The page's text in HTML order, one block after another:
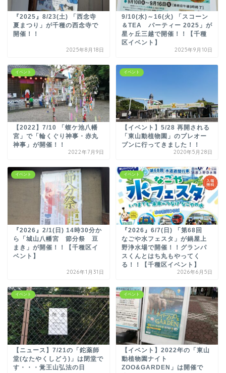
『2025』8/23(土) 「西念寺
夏まつり」が千種の西念寺で
開催！！
2025年8月18日
9/10(水)～16(火) 「スコーン
＆TEA パーティー 2025」が
星ヶ丘三越で開催！！【千種
区イベント】
2025年9月10日
イベント
【2022】7/10 「蝮ケ池八幡
宮」で「輪くぐり神事・赤丸
神事」が開催！！
2022年7月9日
イベント
【イベント】5/28 再開される
「東山動植物園」のプレオー
プンに行ってきました！！
2020年5月28日
イベント
『2026』2/1(日) 14時30分か
ら「城山八幡宮 節分祭 豆
まき」が開催！！【千種区イ
ベント】
2026年1月31日
イベント
『2026』6/7(日) 「第68回
なごや水フェスタ」が鍋屋上
野浄水場で開催！！グランパ
スくんとはち丸もやってく
る！！【千種区イベント】
2026年6月5日
イベント
【ニュース】7/21の「鉈薬師
堂(なたやくしどう)」は閉堂で
す・・・覚王山弘法の日
イベント
【イベント】2022年の「東山
動植物園ナイト
ZOO&GARDEN」は開催で